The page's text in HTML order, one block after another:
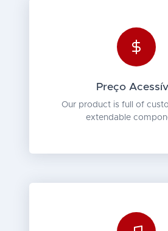
Preço
Our product is full of
extendable